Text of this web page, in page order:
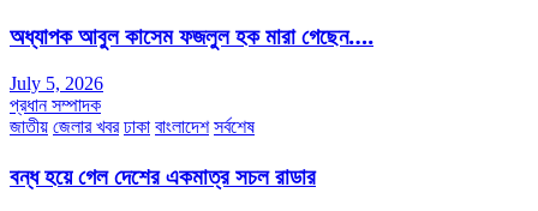
অধ্যাপক আবুল কাসেম ফজলুল হক মারা গেছেন….
July 5, 2026
প্রধান সম্পাদক
জাতীয় জেলার খবর ঢাকা বাংলাদেশ সর্বশেষ
বন্ধ হয়ে গেল দেশের একমাত্র সচল রাডার